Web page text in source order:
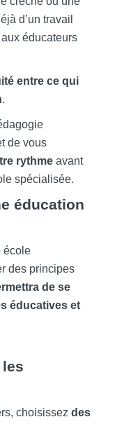
d’un travail
éducateurs
entre ce qui
.
de vous
rythme avant
spécialisée.
éducation
école
des principes
de se
éducatives et
choisissez des